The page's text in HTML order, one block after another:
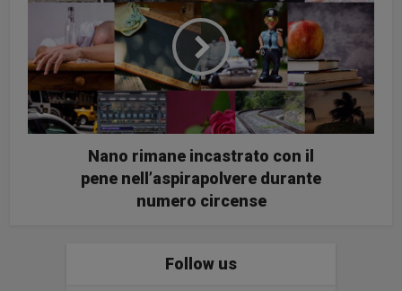
Nano rimane incastrato con il
pene nell’aspirapolvere durante
numero circense
Follow us